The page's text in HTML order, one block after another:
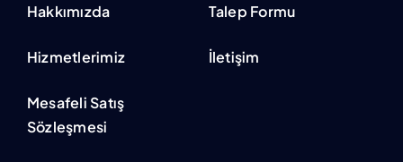
Hakkımızda
Hizmetlerimiz
Mesafeli Satış
Sözleşmesi
Talep Formu
İletişim